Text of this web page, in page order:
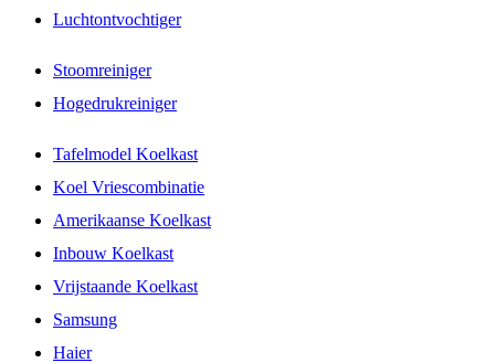
Luchtontvochtiger
Stoomreiniger
Hogedrukreiniger
Tafelmodel Koelkast
Koel Vriescombinatie
Amerikaanse Koelkast
Inbouw Koelkast
Vrijstaande Koelkast
Samsung
Haier